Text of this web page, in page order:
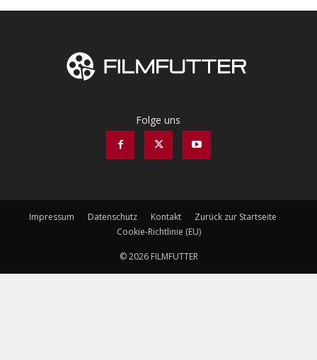
Folge uns
Impressum Datenschutz Kontakt
Zurück zur Startseite
Cookie-Richtlinie (EU)
© 2026 FILMFUTTER